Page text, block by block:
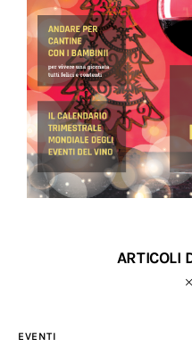
ARTICOLI
EVENTI